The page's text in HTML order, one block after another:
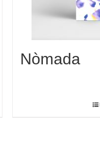
Nòmada